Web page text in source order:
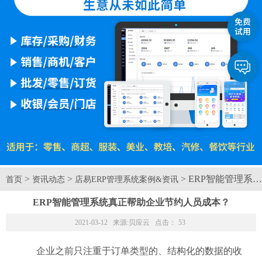
首页 > 资讯动态 > 店易ERP管理系统案例&资讯 > ERP智能管理系
ERP智能管理系统真正帮助企业节约人员成本？
2021-03-12 来源: 贝应云 点击： 53
企业之前只注重于订单类型的、结构化的数据的收